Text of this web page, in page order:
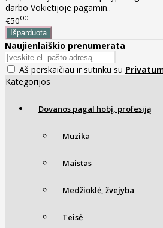
darbo Vokietijoje pagamin..
€5000
Naujienlaiškio prenumerata
Aš perskaičiau ir sutinku su
Kategorijos
Dovanos pagal hobį, profesiją
Muzika
Maistas
Medžioklė, žvejyba
Teisė